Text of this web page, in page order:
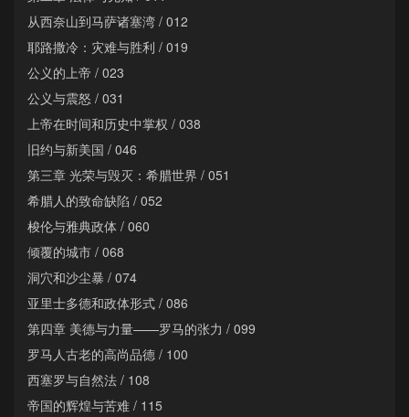
从西奈山到马萨诸塞湾 / 012
耶路撒冷：灾难与胜利 / 019
公义的上帝 / 023
公义与震怒 / 031
上帝在时间和历史中掌权 / 038
旧约与新美国 / 046
第三章 光荣与毁灭：希腊世界 / 051
希腊人的致命缺陷 / 052
梭伦与雅典政体 / 060
倾覆的城市 / 068
洞穴和沙尘暴 / 074
亚里士多德和政体形式 / 086
第四章 美德与力量——罗马的张力 / 099
罗马人古老的高尚品德 / 100
西塞罗与自然法 / 108
帝国的辉煌与苦难 / 115